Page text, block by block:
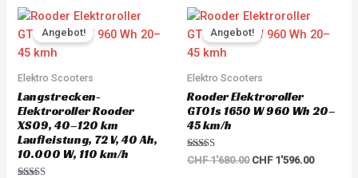
Angebot!
Elektro Scooters
Langstrecken-
Elektroroller Rooder
XS09, 40–120 km
Laufleistung, 72 V, 40 Ah,
10.000 W, 110 km/h
Original
price
was:
price
is:
CHF 5'700.00.
Angebot!
Elektro Scooters
Rooder Elektroroller
GT01s 1650 W 960 Wh 20–
45 km/h
Rated
CHF1'680.00
Original
price
was:
CHF1'596.00
price
is: